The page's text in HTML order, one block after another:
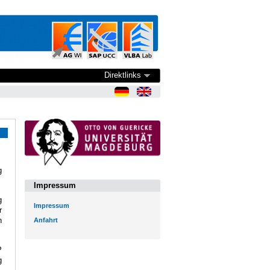
Direktlinks
Impressum
Impressum
Anfahrt